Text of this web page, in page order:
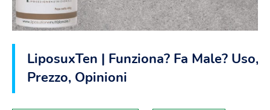
LiposuxTen | Funziona? Fa Male? Uso,
Prezzo, Opinioni